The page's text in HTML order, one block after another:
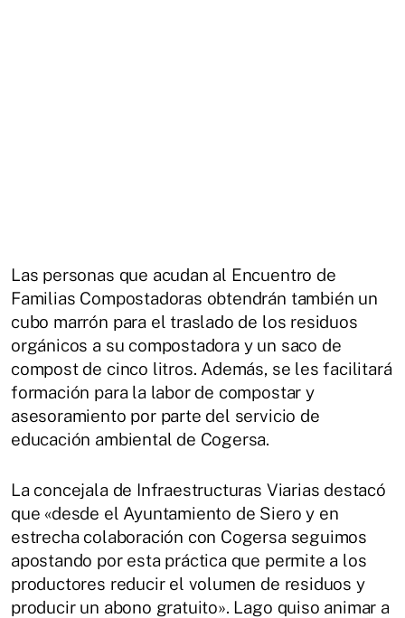
Las personas que acudan al Encuentro de
Familias Compostadoras obtendrán también un
cubo marrón para el traslado de los residuos
orgánicos a su compostadora y un saco de
compost de cinco litros. Además, se les facilitará
formación para la labor de compostar y
asesoramiento por parte del servicio de
educación ambiental de Cogersa.
La concejala de Infraestructuras Viarias destacó
que «desde el Ayuntamiento de Siero y en
estrecha colaboración con Cogersa seguimos
apostando por esta práctica que permite a los
productores reducir el volumen de residuos y
producir un abono gratuito». Lago quiso animar a